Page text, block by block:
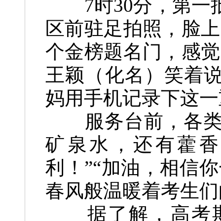
7时30分，第一批
区前驻足拍照，脸
个金榜题名门，感
王颖（化名）笑着
妈用手机记录下这
服务台前，各类
矿泉水，还有藿
利！”“加油，相信
春风般温暖着考生
据了解，高考期